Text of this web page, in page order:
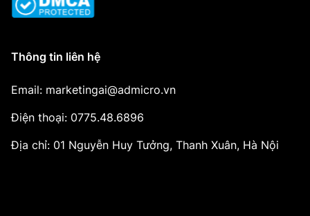
Thông tin liên hệ
Email: marketingai@admicro.vn
Điện thoại: 0775.48.6896
Địa chỉ: 01 Nguyễn Huy Tưởng, Thanh Xuân, Hà Nội